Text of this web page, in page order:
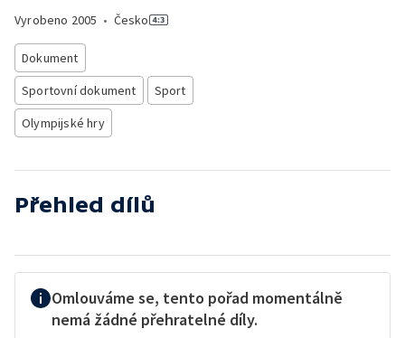
Vyrobeno 2005 • Česko
Dokument
Sportovní dokument
Sport
Olympijské hry
Přehled dílů
Omlouváme se, tento pořad momentálně
nemá žádné přehratelné díly.